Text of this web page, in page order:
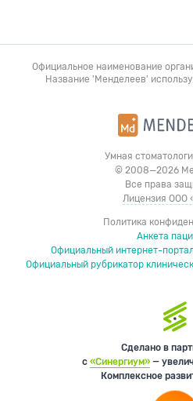
Официальное наименование
Название 'Менделеев'
Умная
© 2008—2026
Все права
Лицензия ООО
Политика
Анкета
Официальный интернет-
Официальный рубрикатор
Сделано в
с «Синергиум»—
Комплексное